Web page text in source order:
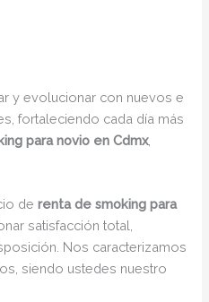
y evolucionar con nuevos e
fortaleciendo cada día más
para novio en Cdmx,
derenta de smoking para
satisfacción total,
Nos caracterizamos
siendo ustedes nuestro